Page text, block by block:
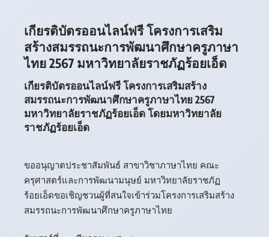
เกียรติบัตรออนไลน์ฟรี โครงการเสริม
สร้างสมรรถนะการพัฒนาศึกษาครูภาษา
ไทย 2567 มหาวิทยาลัยราชภัฏร้อยเอ็ด
เกียรติบัตรออนไลน์ฟรี โครงการเสริมสร้าง
สมรรถนะการพัฒนาศึกษาครูภาษาไทย 2567
มหาวิทยาลัยราชภัฏร้อยเอ็ด โดยมหาวิทยาลัย
ราชภัฏร้อยเอ็ด
ขออนุญาตประชาสัมพันธ์ สาขาวิชาภาษาไทย คณะ
ครุศาสตร์และการพัฒนามนุษย์ มหาวิทยาลัยราชภัฏ
ร้อยเอ็ดขอเชิญชวนผู้ที่สนใจเข้าร่วมโครงการเสริมสร้าง
สมรรถนะการพัฒนาศึกษาครูภาษาไทย